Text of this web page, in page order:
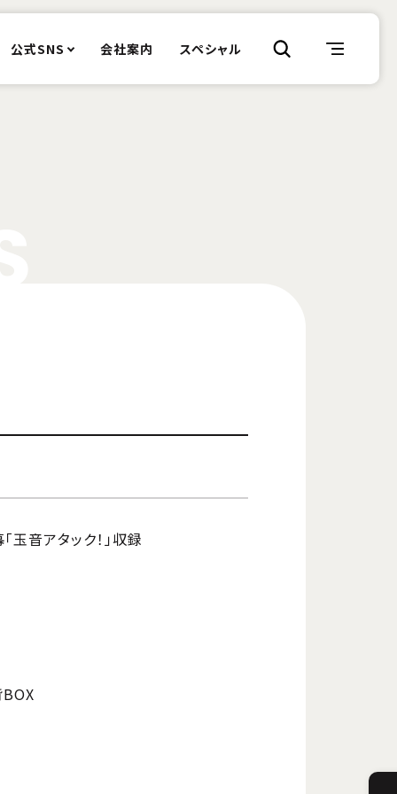
公式SNS 会社案内 スペシャル
玉音アタック！」収録